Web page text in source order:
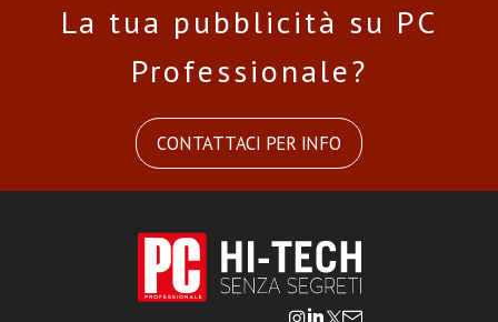
La tua pubblicità su PC
Professionale?
CONTATTACI PER INFO